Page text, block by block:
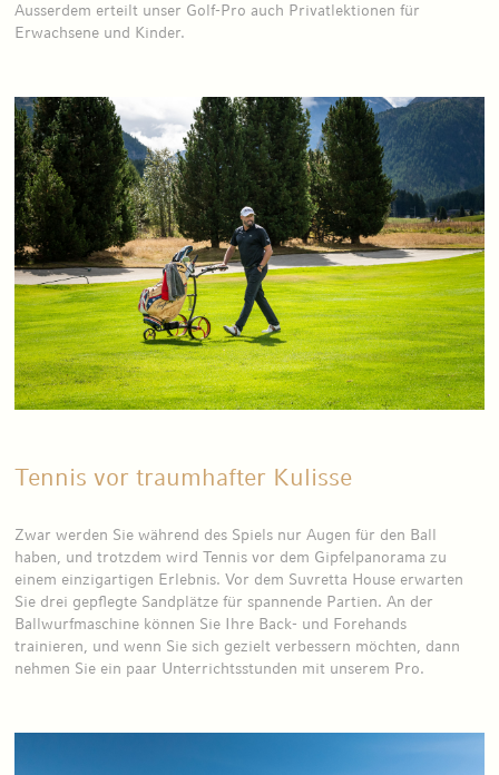
Ausserdem erteilt unser Golf-Pro auch Privatlektionen für
Erwachsene und Kinder.
Tennis vor traumhafter Kulisse
Zwar werden Sie während des Spiels nur Augen für den Ball
haben, und trotzdem wird Tennis vor dem Gipfelpanorama zu
einem einzigartigen Erlebnis. Vor dem Suvretta House erwarten
Sie drei gepflegte Sandplätze für spannende Partien. An der
Ballwurfmaschine können Sie Ihre Back- und Forehands
trainieren, und wenn Sie sich gezielt verbessern möchten, dann
nehmen Sie ein paar Unterrichtsstunden mit unserem Pro.